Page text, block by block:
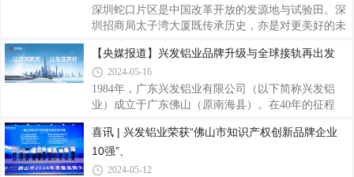
好的经营能力、雄厚的企业实力以及稳健的发展能
力，也是社会各界对兴发铝业投资价值的认可。公司
链上市公司营收排行榜TOP100位列第33名，2023年
房建供应链上市公司净利润排行榜TOP100位列第36
名
深圳蛇口片区是中国改革开放的发源地与试验田。深
圳招商局太子湾大厦既传承历史，亦是对更美好的未
地段，区位优势得天独厚，是“一带一路”国家战略落
位的又一重要支点。项目是由高度为380米的塔楼和
附属裙房组成，总建筑面积约170万㎡，以“一湾三坊
城中城”为概念，集纳邮轮母港、总部基地、文化创
型超高层建筑，打造超级湾区滨海城市综合体，是招
商局集团的“头号工程”，建成后将成为深圳太子湾片
区的标志性建筑，也将是“深圳市太子湾
【央媒报道】兴发铝业品牌升级与全球接轨再出发
2024-05-16
1984年，广东兴发铝业有限公司（以下简称兴发铝
业）成立于广东佛山（原南海县）。在40年的征程
于未来，兴发铝业品牌形象全新升级，力谋新发展。
勇立潮头挺起国之铝业“脊梁”历经风雨，兴发铝业从
一家乡镇企业到如今的中国铝挤压材领军企业， 2008
喜讯 | 兴发铝业荣获“佛山市知识产权创新品牌企业
10强”、
2024-05-12